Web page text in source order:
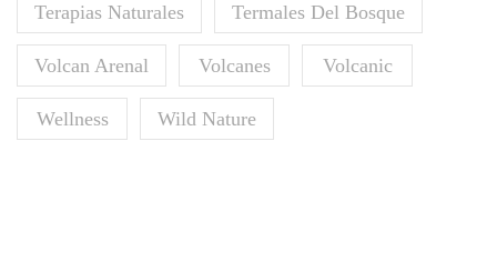
Terapias Naturales Termales Del Bosque
Volcan Arenal Volcanes Volcanic
Wellness Wild Nature